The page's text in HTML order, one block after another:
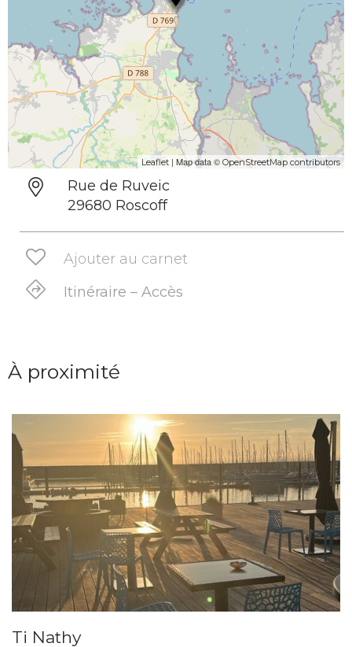
Leaflet | Map data © OpenStreetMap contributors
Rue de Ruveic
29680 Roscoff
Ajouter au carnet
Itinéraire – Accès
À proximité
Ti Nathy